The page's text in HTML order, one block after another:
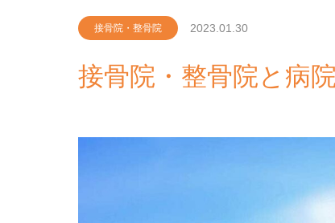
接骨院・整骨院 2023.01.30
接骨院・整骨院と病